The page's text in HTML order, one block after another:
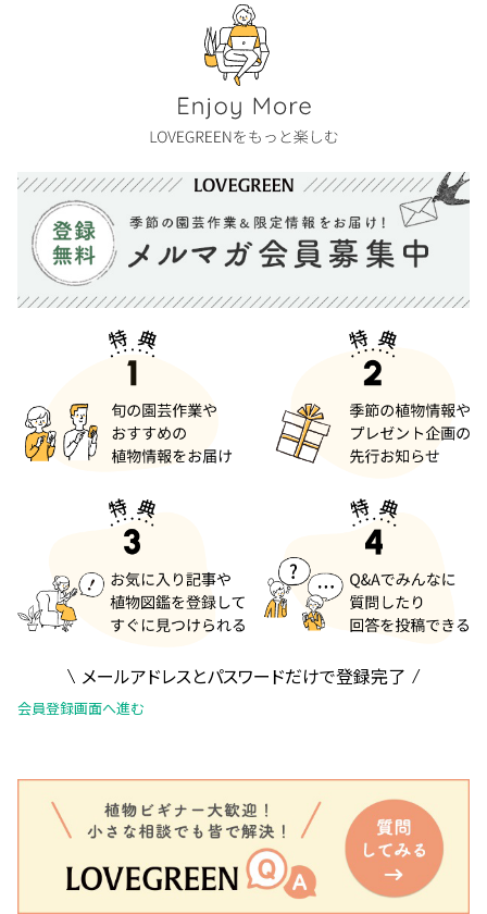
メールアドレスとパスワードだけで登録完了
会員登録画面へ進む